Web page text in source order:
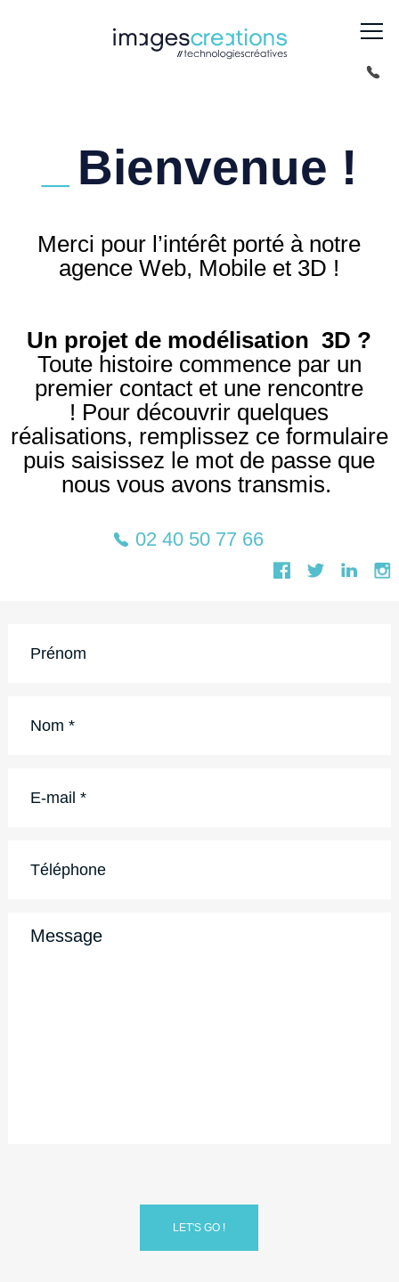
Bienvenue !
Merci pour l’intérêt porté à notre
agence Web, Mobile et 3D !
Un projet de modélisation 3D ?
Toute histoire commence par un
premier contact et une rencontre
! Pour découvrir quelques
réalisations, remplissez ce formulaire
puis saisissez le mot de passe que
nous vous avons transmis.
02 40 50 77 66
mail *